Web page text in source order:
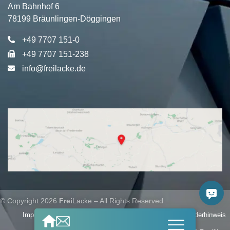
Am Bahnhof 6
78199 Bräunlingen-Döggingen
+49 7707 151-0
+49 7707 151-238
info@freilacke.de
© Copyright 2026 FreiLacke – All Rights Reserved
Impressum Datenschutz *Genderhinweis